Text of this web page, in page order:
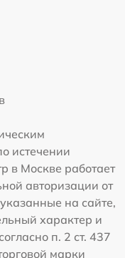
истечении
в Москве работает
авторизации от
на сайте,
характер и
п. 2 ст. 437
марки